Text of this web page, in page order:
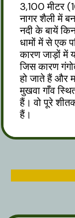
3,100 मीटर
नागर शैली में
नदी के बायें
धामों में से एक
कारण जाड़ों में
जिस कारण
हो जाते हैं और
मुखवा गाँव
हैं। वो पूरे
हैं।